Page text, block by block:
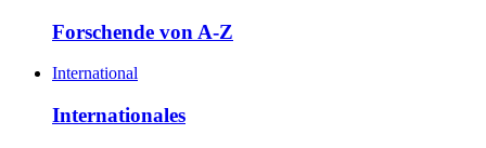
Forschende von A-Z
International
Internationales